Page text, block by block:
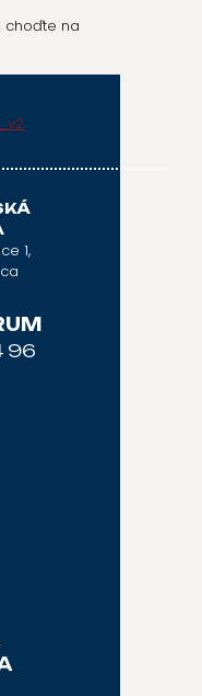
choďte na
1,
96